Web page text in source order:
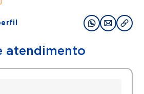
atendimento